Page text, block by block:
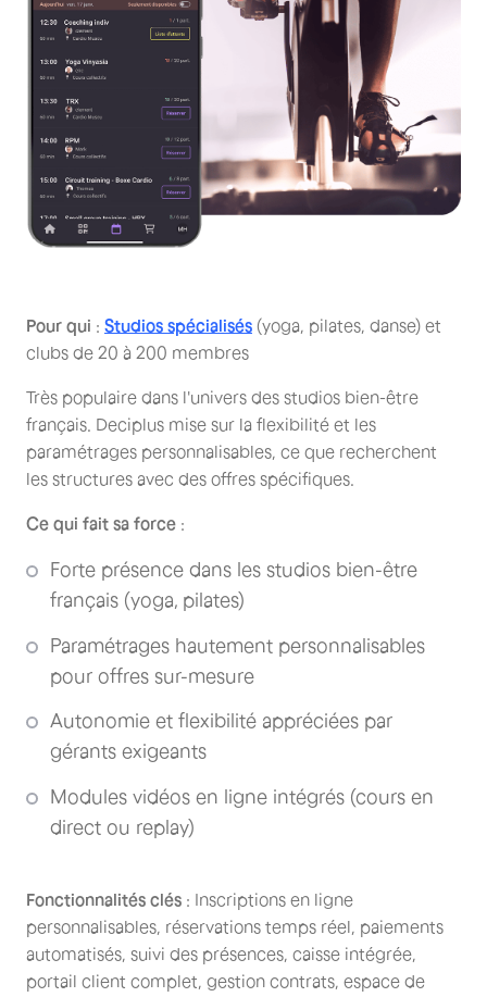
Pour qui : Studios spécialisés (yoga, pilates, danse) et
clubs de 20 à 200 membres
Très populaire dans l'univers des studios bien-être
français. Deciplus mise sur la flexibilité et les
paramétrages personnalisables, ce que recherchent
les structures avec des offres spécifiques.
Ce qui fait sa force :
Forte présence dans les studios bien-être
français (yoga, pilates)
Paramétrages hautement personnalisables
pour offres sur-mesure
Autonomie et flexibilité appréciées par
gérants exigeants
Modules vidéos en ligne intégrés (cours en
direct ou replay)
Fonctionnalités clés : Inscriptions en ligne
personnalisables, réservations temps réel, paiements
automatisés, suivi des présences, caisse intégrée,
portail client complet, gestion contrats, espace de